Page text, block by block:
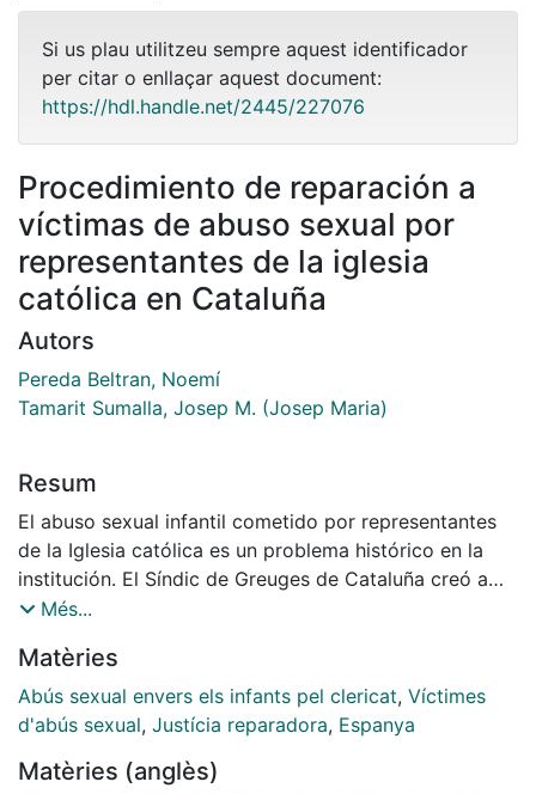
Si us plau utilitzeu sempre aquest identificador
per citar o enllaçar aquest document:
https://hdl.handle.net/2445/227076
Procedimiento de reparación a
víctimas de abuso sexual por
representantes de la iglesia
católica en Cataluña
Autors
Pereda Beltran, Noemí
Tamarit Sumalla, Josep M. (Josep Maria)
Resum
El abuso sexual infantil cometido por representantes
de la Iglesia católica es un problema histórico en la
institución. El Síndic de Greuges de Cataluña creó a
principios de 2019 una Comisión independiente e
respuesta a las necesidades de verdad, justicia y
reparación de las víctimas adultas de casos de abuso
sexual infantil por parte de la Iglesia católica española
afectadas y la recogida de información
Més...
Matèries
Abús sexual envers els infants pel clericat, Víctimes
d'abús sexual, Justícia reparadora, Espanya
Matèries (anglès)